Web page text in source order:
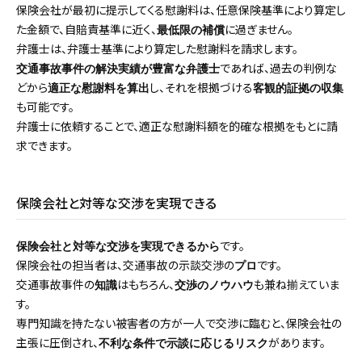
保険会社が最初に提示してくる慰謝料は、任意保険基準により算定し
た金額で、自賠責基準に近く、 最低限の補償に過ぎません。
弁護士は、弁護士基準により算定した慰謝料を請求します。
交通事故事件の解決実績が豊富な弁護士であれば、過去の判例な
どから適正な慰謝料を算出 し、それを根拠づける客観的証拠の収集
も可能です。
弁護士に依頼することで、適正な慰謝料額を的確な根拠をもとに請
求できます。
保険会社と対等な交渉を実現できる
保険会社と対等な交渉を実現できるからです。
保険会社の担当者は、交通事故の示談交渉のプロ です。
交通事故事件の知識はもちろん、 交渉のノウハウも兼ね揃えていま
す。
専門知識を持たない被害者の方が一人で交渉に臨むと、保険会社の
主張に圧倒され、 不利な条件で示談に応じるリスクがあります。